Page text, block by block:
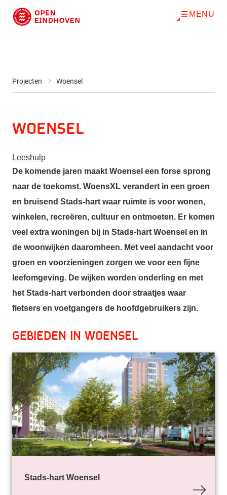
Direct naar de inhoud
O
MENU
Projecten Woensel
Woensel
Leeshulp
De komende jaren maakt Woensel een forse sprong
naar de toekomst. WoensXL verandert in een groen
en bruisend Stads-hart waar ruimte is voor wonen,
winkelen, recreëren, cultuur en ontmoeten. Er komen
veel extra woningen bij in Stads-hart Woensel en in
de woonwijken daaromheen. Met veel aandacht voor
groen en voorzieningen zorgen we voor een fijne
leefomgeving. De wijken worden onderling en met
het Stads-hart verbonden door straatjes waar
fietsers en voetgangers de hoofdgebruikers zijn.
Gebieden in Woensel
Stads-hart Woensel